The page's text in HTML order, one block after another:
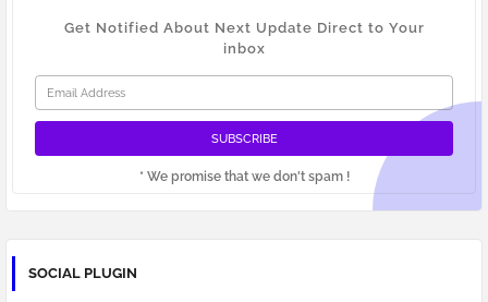
Get Notified About Next Update Direct to Your
inbox
* We promise that we don't spam !
SOCIAL PLUGIN